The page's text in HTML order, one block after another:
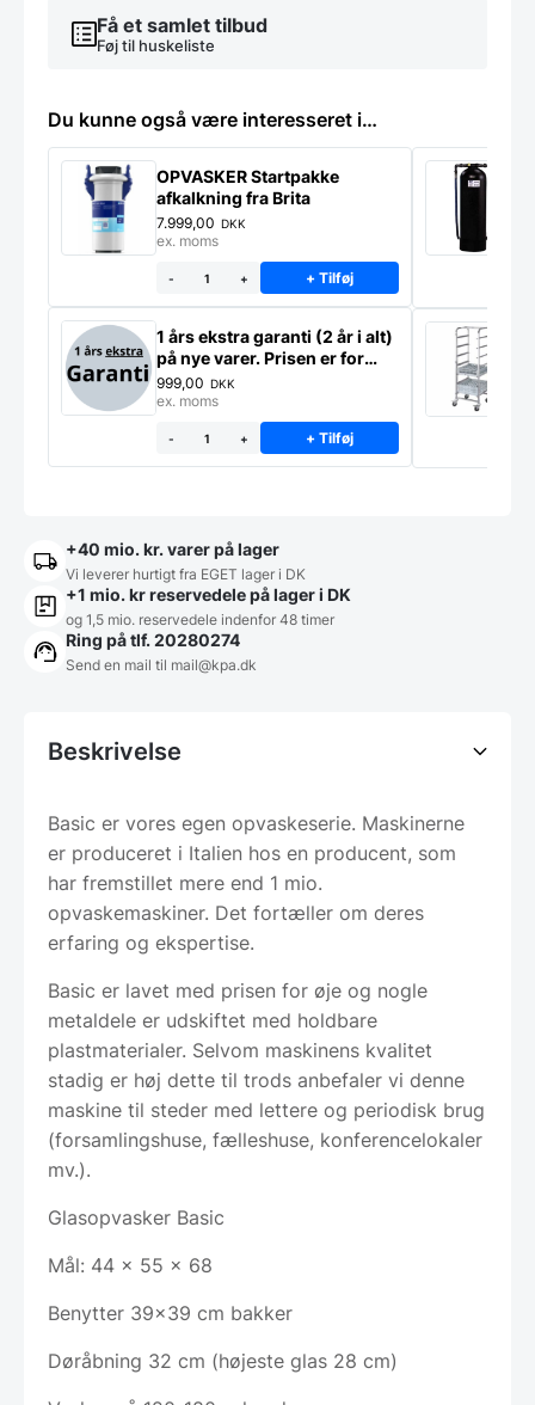
Få et samlet tilbud
Føj til huskeliste
Du kunne også være interesseret i…
OPVASKER Startpakke
afkalkning fra Brita
7.999,00 DKK
ex. moms
- + + Tilføj
1 års ekstra garanti (2 år i alt)
på nye varer. Prisen er for
ekstra garanti på ét produkt
999,00 DKK
ex. moms
- + + Tilføj
+40 mio. kr. varer på lager
Vi leverer hurtigt fra EGET lager i DK
+1 mio. kr reservedele på lager i DK
og 1,5 mio. reservedele indenfor 48 timer
Ring på tlf. 20280274
Send en mail til mail@kpa.dk
Beskrivelse
Basic er vores egen opvaskeserie. Maskinerne
er produceret i Italien hos en producent, som
har fremstillet mere end 1 mio.
opvaskemaskiner. Det fortæller om deres
erfaring og ekspertise.
Basic er lavet med prisen for øje og nogle
metaldele er udskiftet med holdbare
plastmaterialer. Selvom maskinens kvalitet
stadig er høj dette til trods anbefaler vi denne
maskine til steder med lettere og periodisk brug
(forsamlingshuse, fælleshuse, konferencelokaler
mv.).
Glasopvasker Basic
Mål: 44 x 55 x 68
Benytter 39×39 cm bakker
Døråbning 32 cm (højeste glas 28 cm)